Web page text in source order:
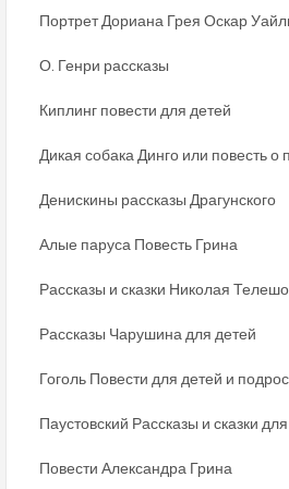
Портрет Дориана Грея Оскар
О. Генри рассказы
Киплинг повести для детей
Дикая собака Динго или повесть о
Денискины рассказы Драгунского
Алые паруса Повесть Грина
Рассказы и сказки Николая
Рассказы Чарушина для детей
Гоголь Повести для детей и
Паустовский Рассказы и сказки
Повести Александра Грина